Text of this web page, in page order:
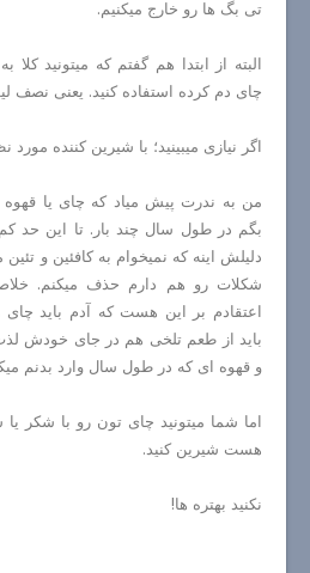
تی بگ ها رو خارج میکنیم.
البته از ابتدا هم گفتم که میتونید
چای دم کرده استفاده کنید. یعنی نصف
اگر نیازی میبینید؛ با شیرین کننده
من به ندرت پیش میاد که چای یا
بگم در طول سال چند بار. تا این حد
دلیلش اینه که نمیخوام به کافئین و
شکلات رو هم دارم حذف میکنم.
اعتقادم بر این هست که آدم باید چای
باید از طعم تلخی هم در جای خودش
و قهوه ای که در طول سال وارد بدنم
اما شما میتونید چای تون رو با شکر
هست شیرین کنید.
نکنید بهتره ها!